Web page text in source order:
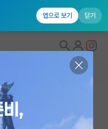
앱으로 보기 닫기